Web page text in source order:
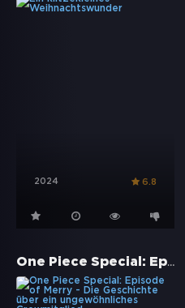
2024 6.8
One Piece Special: Episode of Merry - Die Geschichte über ein ungewöhnliches Crewmitglied